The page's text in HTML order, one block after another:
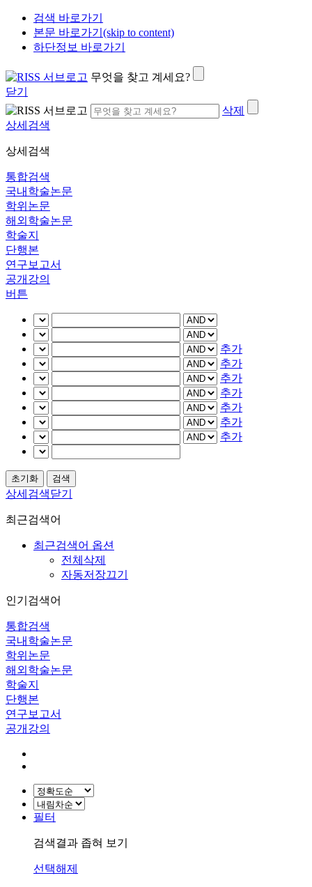
검색 바로가기
본문 바로가기(skip to content)
하단정보 바로가기
무엇을 찾고 계세요?
닫기
삭제
상세검색
상세검색
통합검색
국내학술논문
학위논문
해외학술논문
학술지
단행본
연구보고서
공개강의
버튼
추가
추가
추가
추가
추가
추가
추가
상세검색닫기
최근검색어
최근검색어 옵션
전체삭제
자동저장끄기
인기검색어
통합검색
국내학술논문
학위논문
해외학술논문
학술지
단행본
연구보고서
공개강의
필터
검색결과 좁혀 보기
선택해제